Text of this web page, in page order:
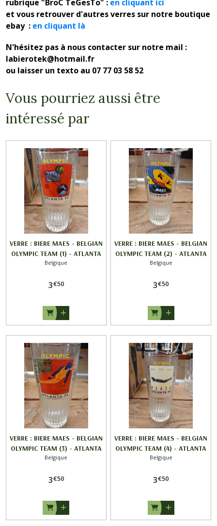
rubrique "BroC TeGesTo" : en cliquant ici
et vous retrouver d'autres verres sur notre boutique
ebay : en cliquant là
N'hésitez pas à nous contacter sur notre mail :
labierotek@hotmail.fr
ou laisser un texto au 07 77 03 58 52
Vous pourriez aussi être
intéressé par
VERRE : BIERE MAES - BELGIAN
OLYMPIC TEAM (1) - ATLANTA
96
Belgique
3€50
VERRE : BIERE MAES - BELGIAN
OLYMPIC TEAM (2) - ATLANTA
96
Belgique
3€50
VERRE : BIERE MAES - BELGIAN
OLYMPIC TEAM (3) - ATLANTA
96
Belgique
3€50
VERRE : BIERE MAES - BELGIAN
OLYMPIC TEAM (4) - ATLANTA
96
Belgique
3€50